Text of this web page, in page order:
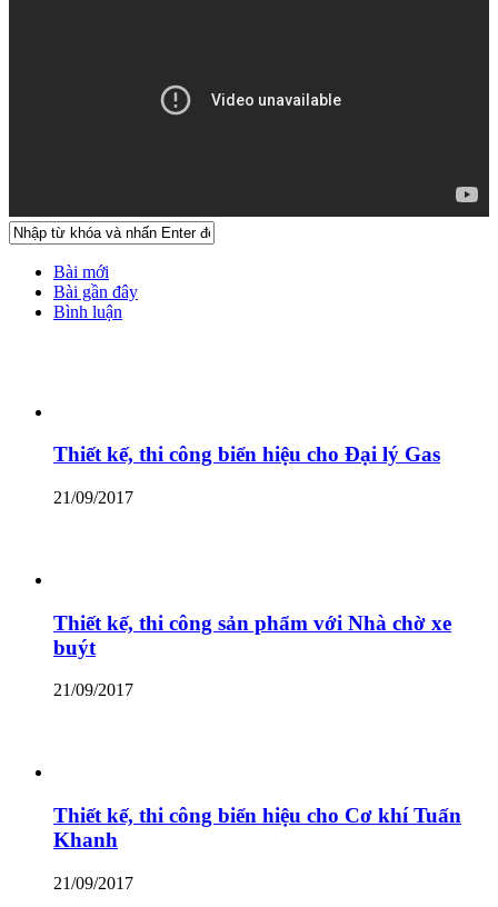
Bài mới
Bài gần đây
Bình luận
Thiết kế, thi công biển hiệu cho Đại lý Gas
21/09/2017
Thiết kế, thi công sản phẩm với Nhà chờ xe
buýt
21/09/2017
Thiết kế, thi công biển hiệu cho Cơ khí Tuấn
Khanh
21/09/2017